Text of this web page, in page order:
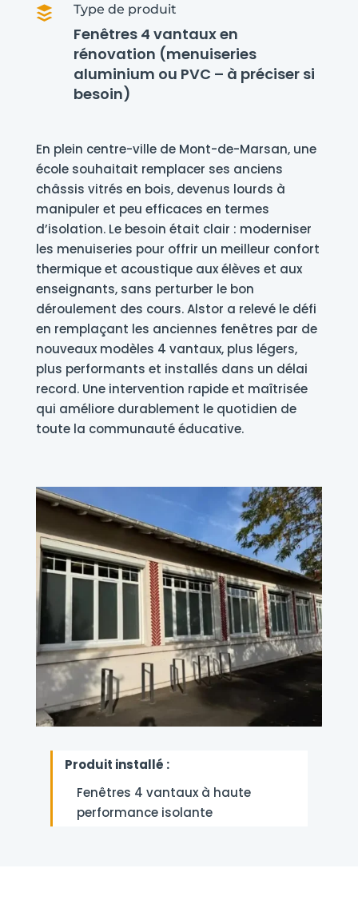
 Type de produit
Fenêtres 4 vantaux en
rénovation (menuiseries
aluminium ou PVC – à préciser si
besoin)
En plein centre-ville de Mont-de-Marsan, une
école souhaitait remplacer ses anciens
châssis vitrés en bois, devenus lourds à
manipuler et peu efficaces en termes
d’isolation. Le besoin était clair : moderniser
les menuiseries pour offrir un meilleur confort
thermique et acoustique aux élèves et aux
enseignants, sans perturber le bon
déroulement des cours. Alstor a relevé le défi
en remplaçant les anciennes fenêtres par de
nouveaux modèles 4 vantaux, plus légers,
plus performants et installés dans un délai
record. Une intervention rapide et maîtrisée
qui améliore durablement le quotidien de
toute la communauté éducative.
Produit installé :
Fenêtres 4 vantaux à haute
performance isolante